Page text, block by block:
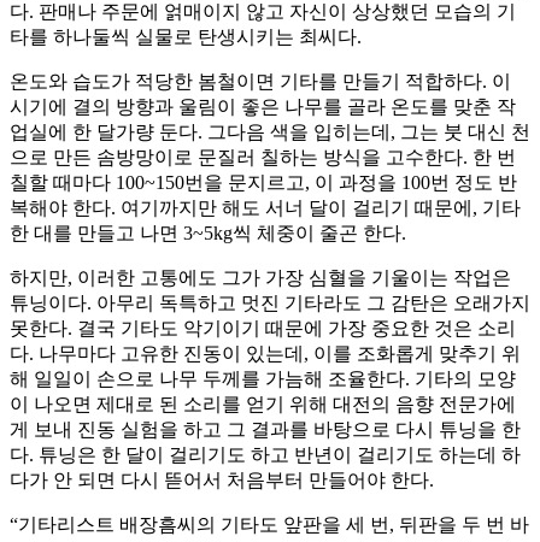
다. 판매나 주문에 얽매이지 않고 자신이 상상했던 모습의 기
타를 하나둘씩 실물로 탄생시키는 최씨다.
온도와 습도가 적당한 봄철이면 기타를 만들기 적합하다. 이
시기에 결의 방향과 울림이 좋은 나무를 골라 온도를 맞춘 작
업실에 한 달가량 둔다. 그다음 색을 입히는데, 그는 붓 대신 천
으로 만든 솜방망이로 문질러 칠하는 방식을 고수한다. 한 번
칠할 때마다 100~150번을 문지르고, 이 과정을 100번 정도 반
복해야 한다. 여기까지만 해도 서너 달이 걸리기 때문에, 기타
한 대를 만들고 나면 3~5kg씩 체중이 줄곤 한다.
하지만, 이러한 고통에도 그가 가장 심혈을 기울이는 작업은
튜닝이다. 아무리 독특하고 멋진 기타라도 그 감탄은 오래가지
못한다. 결국 기타도 악기이기 때문에 가장 중요한 것은 소리
다. 나무마다 고유한 진동이 있는데, 이를 조화롭게 맞추기 위
해 일일이 손으로 나무 두께를 가늠해 조율한다. 기타의 모양
이 나오면 제대로 된 소리를 얻기 위해 대전의 음향 전문가에
게 보내 진동 실험을 하고 그 결과를 바탕으로 다시 튜닝을 한
다. 튜닝은 한 달이 걸리기도 하고 반년이 걸리기도 하는데 하
다가 안 되면 다시 뜯어서 처음부터 만들어야 한다.
“기타리스트 배장흠씨의 기타도 앞판을 세 번, 뒤판을 두 번 바